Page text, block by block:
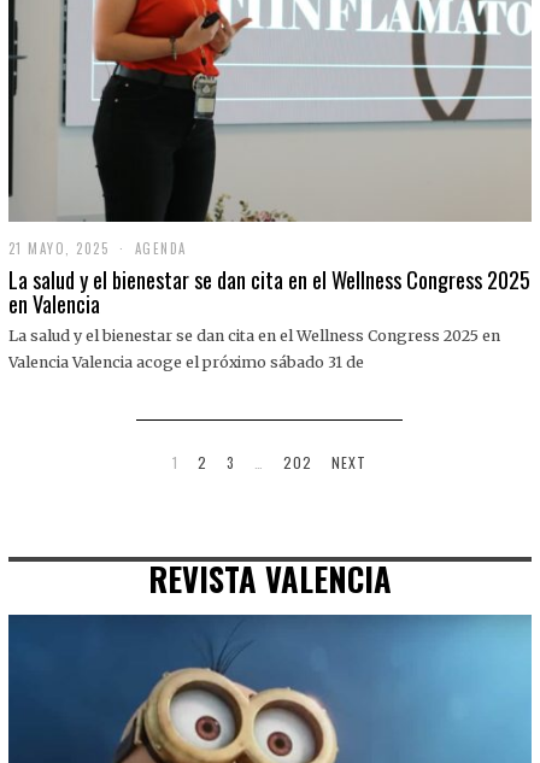
21 MAYO, 2025
1
M
O
,
AGENDA
La salud y el bienestar se dan cita en el Wellness Congress 2025
en Valencia
La salud y el bienestar se dan cita en el Wellness Congress 2025 en
Valencia Valencia acoge el próximo sábado 31 de
1 2 3 202 NEXT
REVISTA VALENCIA